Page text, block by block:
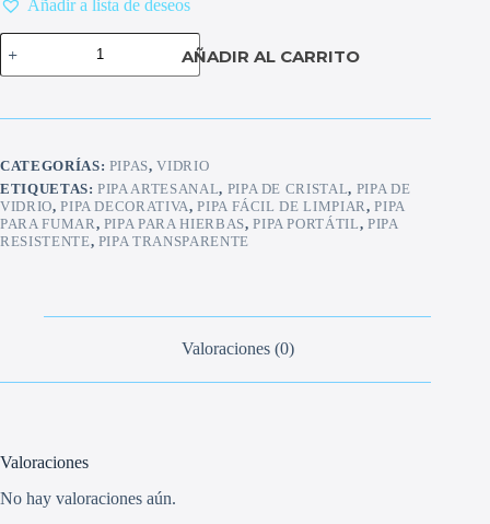
Añadir a lista de deseos
Pipa
Vidrio
6.5
cantidad
AÑADIR AL CARRITO
CATEGORÍAS: PIPAS,VIDRIO
ETIQUETAS:PIPA ARTESANAL, PIPA DE CRISTAL, PIPA DE
VIDRIO,PIPA DECORATIVA,PIPA FÁCIL DE LIMPIAR,PIPA
PARA FUMAR, PIPA PARA HIERBAS,PIPA PORTÁTIL, PIPA
RESISTENTE, PIPA TRANSPARENTE
Valoraciones (0)
Valoraciones
No hay valoraciones aún.